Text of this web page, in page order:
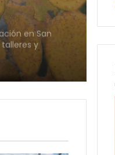
urbano
y
Potosí
reducción del